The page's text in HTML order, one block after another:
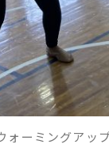
ォーミングアップ